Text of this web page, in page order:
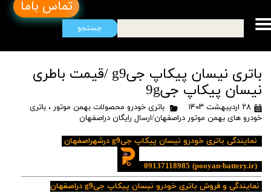
تماس باما
جستجو
باتری نیسان پیکاپ جیg9 /قیمت باطری
نیسان پیکاپ جی9g
۲۸ اردیبهشت ۱۴۰۳ باتری خودرو محصولات بهمن موتور ، باتری
خودرو های بهمن موتور دراصفهان/ارسال رایگان دراصفهان
نمایندگی باتری خودرو نیسان پیکاپ جیg9 درشهراصفهان
(pooyan-battery.ir)
09137118985
نمایندگی و فروش باتری خودرو نیسان پیکاپ جیg9 دراصفهان